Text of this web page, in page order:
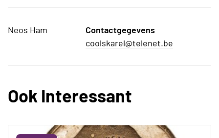
Neos Ham
Contactgegevens
coolskarel@telenet.be
Ook Interessant